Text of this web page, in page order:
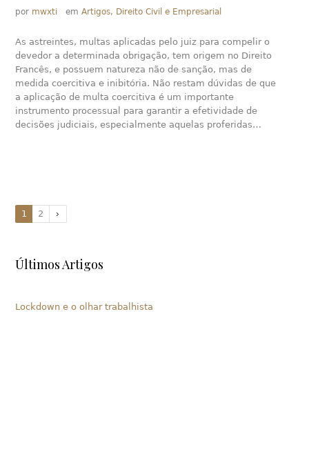
por mwxti emArtigos, Direito Civil e Empresarial
As astreintes, multas aplicadas pelo juiz para compelir o
devedor a determinada obrigação, tem origem no Direito
Francês, e possuem natureza não de sanção, mas de
medida coercitiva e inibitória. Não restam dúvidas de que
a aplicação de multa coercitiva é um importante
instrumento processual para garantir a efetividade de
decisões judiciais, especialmente aquelas proferidas…
1 2
Últimos Artigos
Lockdown e o olhar trabalhista